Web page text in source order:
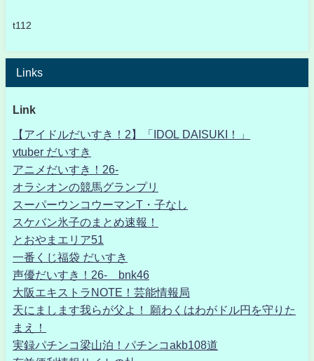
t112
Links
Link
【アイドルだいすき！2】「IDOL DAISUKI！」
vtuber だいすき
アニメだいすき！26-
オラシオンの競馬グランプリ
スーパーウンコウーマンT・子なし
スケバン氷子のまとめ速報！
とおやまエリア51
一番くじ福袋 だいすき
声優だいすき！26- bnk46
大阪エキストラNOTE！芸能情報局
天にまします我らが父よ！ 願わくはわがドル円を守りた
まえ！
実録パチンコ梁山泊！パチンコakb108道